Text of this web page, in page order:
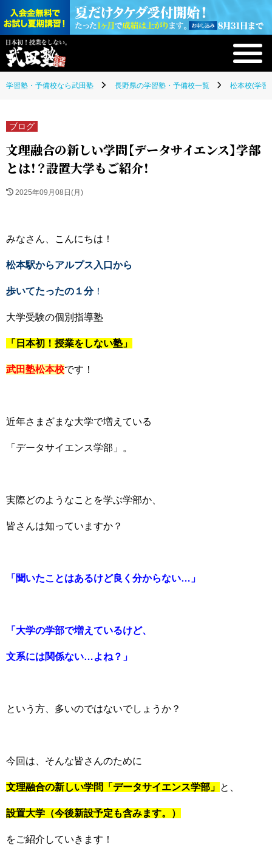
学習塾・予備校なら武田塾 長野県の学習塾・予備校一覧 松本校(学習
ブログ
文理融合の新しい学問【データサイエンス】学部
とは！？設置大学もご紹介！
2025年09月08日(月)
みなさん、こんにちは！
松本駅からアルプス入口から
歩いてたったの１分！
大学受験の個別指導塾
「日本初！授業をしない塾」
武田塾松本校です！
近年さまざまな大学で増えている
「データサイエンス学部」。
実際どのようなことを学ぶ学部か、
皆さんは知っていますか？
「聞いたことはあるけど良く分からない…」
「大学の学部で増えているけど、
文系には関係ない…よね？」
という方、多いのではないでしょうか？
今回は、そんな皆さんのために
文理融合の新しい学問「データサイエンス学部」 と、
設置大学（今後新設予定も含みます。）
をご紹介していきます！